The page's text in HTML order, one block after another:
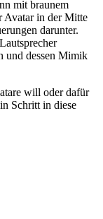
mit braunem
Avatar in der Mitte
darunter.
und dessen Mimik
will oder dafür
Schritt in diese